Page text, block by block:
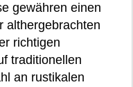
gewähren einen
althergebrachten
richtigen
traditionellen
an rustikalen